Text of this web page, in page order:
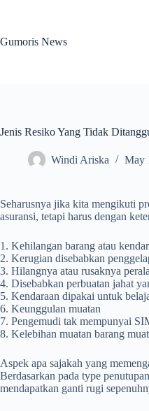
Gumoris News
Jenis Resiko Yang Tidak
Windi Ariska May
Seharusnya jika kita mengikuti
asuransi, tetapi harus dengan
1. Kehilangan barang atau
2. Kerugian disebabkan
3. Hilangnya atau rusaknya
4. Disebabkan perbuatan jahat
5. Kendaraan dipakai untuk
6. Keunggulan muatan
7. Pengemudi tak mempunyai
8. Kelebihan muatan barang
Aspek apa sajakah yang
Berdasarkan pada type
mendapatkan ganti rugi